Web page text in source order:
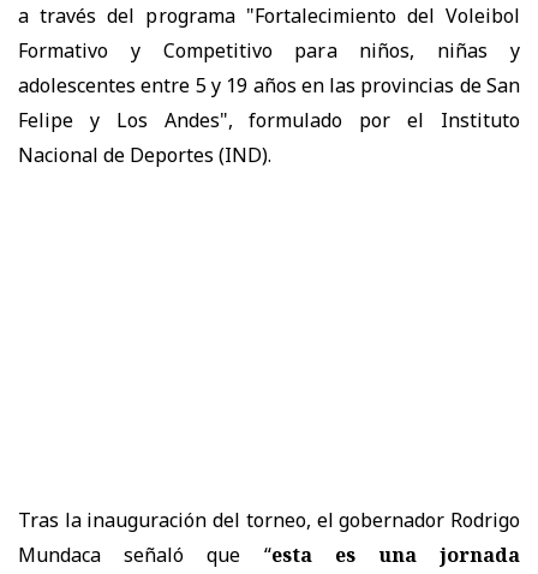
a través del programa "Fortalecimiento del Voleibol
Formativo y Competitivo para niños, niñas y
adolescentes entre 5 y 19 años en las provincias de San
Felipe y Los Andes", formulado por el Instituto
Nacional de Deportes (IND).
Tras la inauguración del torneo, el gobernador Rodrigo
Mundaca señaló que “esta es una jornada